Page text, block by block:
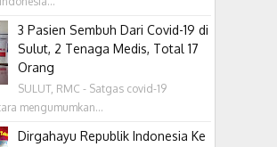
3 Pasien Sembuh Dari Covid-19 di
Sulut, 2 Tenaga Medis, Total 17
Orang
SULUT, RMC - Satgas covid-19
mengumumkan...
Dirgahayu Republik Indonesia Ke